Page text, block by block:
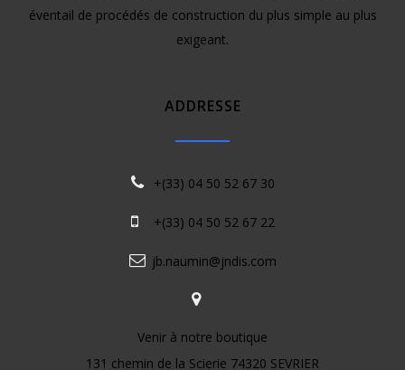
éventail de procédés de construction du plus simple au plus
exigeant.
ADDRESSE
+(33) 04 50 52 67 30
+(33) 04 50 52 67 22
jb.naumin@jndis.com
Venir à notre boutique
131 chemin de la Scierie 74320 SEVRIER